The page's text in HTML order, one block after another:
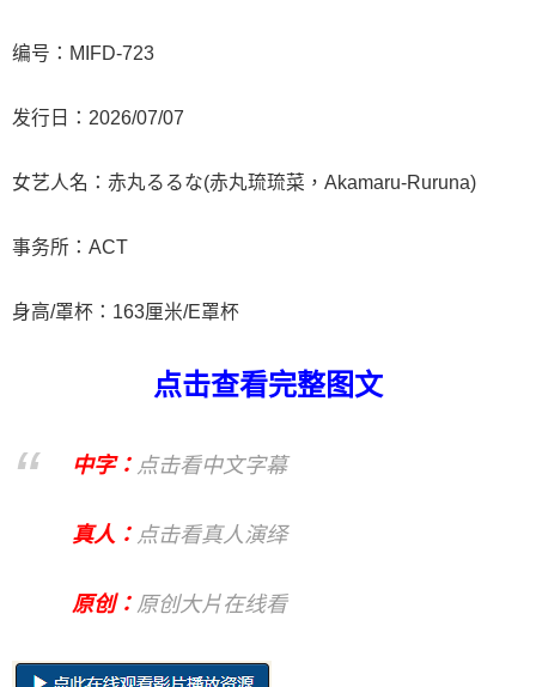
编号： MIFD-723
发行日：2026/07/07
女艺人名：赤丸るるな(赤丸琉琉菜，Akamaru-Ruruna)
事务所：ACT
身高/罩杯：163厘米/E罩杯
点击查看完整图文
中字： 点击看中文字幕
真人： 点击看真人演绎
原创： 原创大片在线看